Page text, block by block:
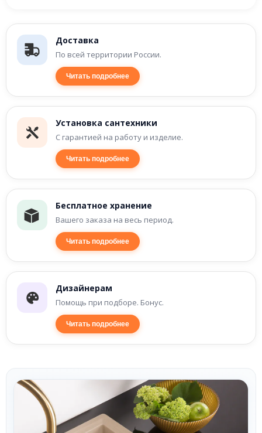
Доставка
По всей территории России.
Читать подробнее
Установка сантехники
С гарантией на работу и изделие.
Читать подробнее
Бесплатное хранение
Вашего заказа на весь период.
Читать подробнее
Дизайнерам
Помощь при подборе. Бонус.
Читать подробнее